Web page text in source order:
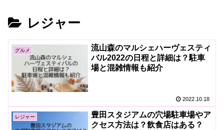
レジャー
グルメ
流山森のマルシェハーヴェスティ
バル2022の日程と詳細は？駐車
場と混雑情報も紹介
2022.10.18
レジャー
豊田スタジアムの穴場駐車場やア
クセス方法は？飲食店はある？